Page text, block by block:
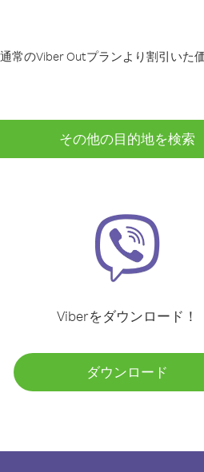
のViber Outプランより割引いた
その他の目的地を検索
Viberをダウンロード！
ダウンロード